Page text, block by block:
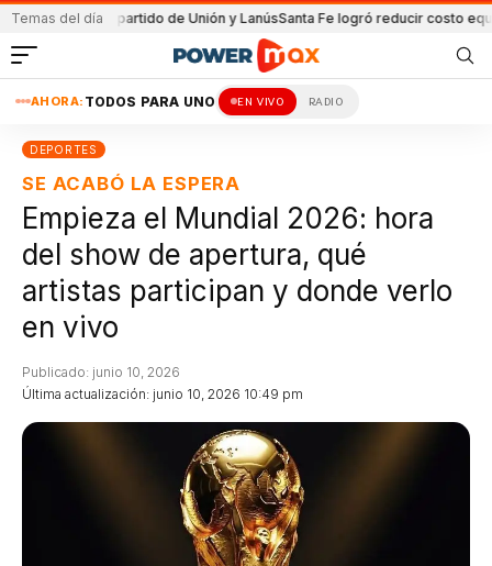
Temas del día
en el partido de Unión y LanúsSanta Fe logró reducir costo
AHORA: TODOS PARA UNO EN VIVO RADIO
DEPORTES
SE ACABÓ LA ESPERA
Empieza el Mundial 2026: hora
del show de apertura, qué
artistas participan y donde verlo
en vivo
Última actualización: junio 10, 2026 10:49 pm
Publicado: junio 10, 2026